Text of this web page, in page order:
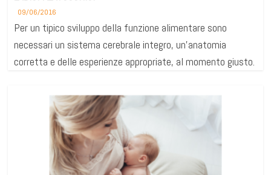
09/06/2016
Per un tipico sviluppo della funzione alimentare sono
necessari un sistema cerebrale integro, un’anatomia
corretta e delle esperienze appropriate, al momento giusto.